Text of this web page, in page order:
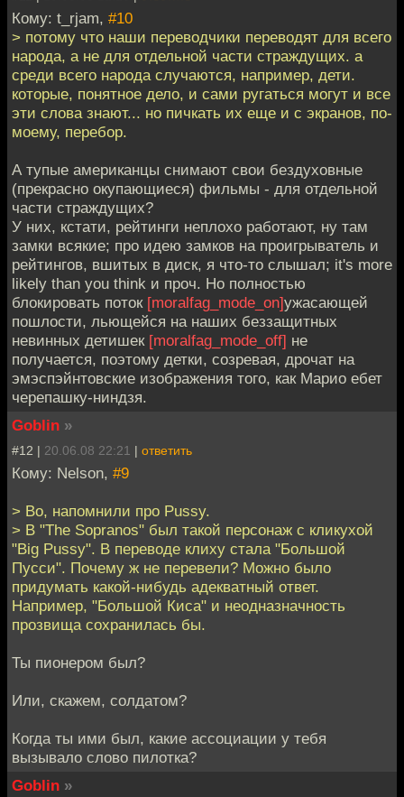
Кому: t_rjam, #10
> потому что наши переводчики переводят для всего
народа, а не для отдельной части страждущих. а
среди всего народа случаются, например, дети.
которые, понятное дело, и сами ругаться могут и все
эти слова знают... но пичкать их еще и с экранов, по-
моему, перебор.
А тупые американцы снимают свои бездуховные
(прекрасно окупающиеся) фильмы - для отдельной
части страждущих?
У них, кстати, рейтинги неплохо работают, ну там
замки всякие; про идею замков на проигрыватель и
рейтингов, вшитых в диск, я что-то слышал; it's more
likely than you think и проч. Но полностью
блокировать поток [moralfag_mode_on]ужасающей
пошлости, льющейся на наших беззащитных
невинных детишек [moralfag_mode_off] не
получается, поэтому детки, созревая, дрочат на
эмэспэйнтовские изображения того, как Марио ебет
черепашку-ниндзя.
Goblin »
#12 | 20.06.08 22:21 | ответить
Кому: Nelson, #9
> Во, напомнили про Pussy.
> В "The Sopranos" был такой персонаж с кликухой
"Big Pussy". В переводе клиху стала "Большой
Пусси". Почему ж не перевели? Можно было
придумать какой-нибудь адекватный ответ.
Например, "Большой Киса" и неодназначность
прозвища сохранилась бы.
Ты пионером был?
Или, скажем, солдатом?
Когда ты ими был, какие ассоциации у тебя
вызывало слово пилотка?
Goblin »